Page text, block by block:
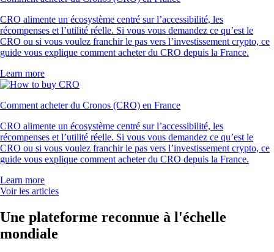
CRO alimente un écosystème centré sur l’accessibilité, les
récompenses et l’utilité réelle. Si vous vous demandez ce qu’est le
CRO ou si vous voulez franchir le pas vers l’investissement crypto, ce
guide vous explique comment acheter du CRO depuis la France.
Learn more
Comment acheter du Cronos (CRO) en France
CRO alimente un écosystème centré sur l’accessibilité, les
récompenses et l’utilité réelle. Si vous vous demandez ce qu’est le
CRO ou si vous voulez franchir le pas vers l’investissement crypto, ce
guide vous explique comment acheter du CRO depuis la France.
Learn more
Voir les articles
Une plateforme reconnue à l'échelle
mondiale